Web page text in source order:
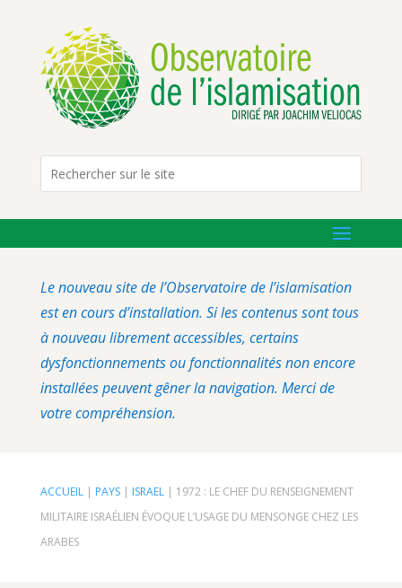
Le nouveau site de l’Observatoire de l’islamisation
est en cours d’installation. Si les contenus sont tous
à nouveau librement accessibles, certains
dysfonctionnements ou fonctionnalités non encore
installées peuvent gêner la navigation. Merci de
votre compréhension.
ACCUEIL| PAYS| ISRAEL| 1972 : LE CHEF DU RENSEIGNEMENT
MILITAIRE ISRAÉLIEN ÉVOQUE L’USAGE DU MENSONGE CHEZ LES
ARABES